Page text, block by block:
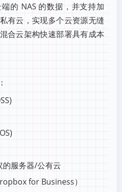
的 NAS 的数据，并支持加
有云，实现多个云资源无缝
合云架构快速部署具有成本
的服务器/公有云
for Business）